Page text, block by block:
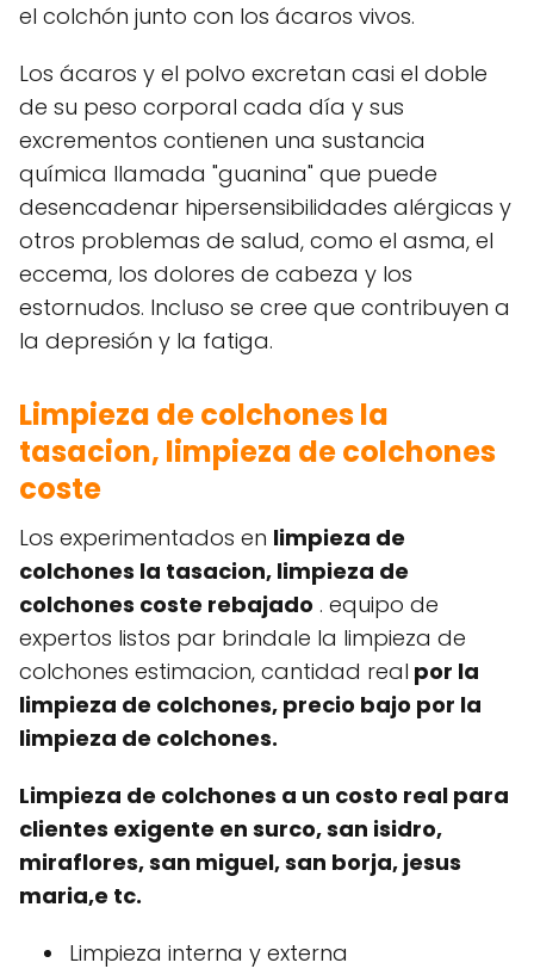
el colchón junto con los ácaros vivos.
Los ácaros y el polvo excretan casi el doble
de su peso corporal cada día y sus
excrementos contienen una sustancia
química llamada "guanina" que puede
desencadenar hipersensibilidades alérgicas y
otros problemas de salud, como el asma, el
eccema, los dolores de cabeza y los
estornudos. Incluso se cree que contribuyen a
la depresión y la fatiga.
Limpieza de colchones la
tasacion, limpieza de colchones
coste
Los experimentados en limpieza de
colchones la tasacion, limpieza de
colchones coste rebajado . equipo de
expertos listos par brindale la limpieza de
colchones estimacion, cantidad real por la
limpieza de colchones, precio bajo por la
limpieza de colchones.
Limpieza de colchones a un costo real para
clientes exigente en surco, san isidro,
miraflores, san miguel, san borja, jesus
maria,e tc.
Limpieza interna y externa